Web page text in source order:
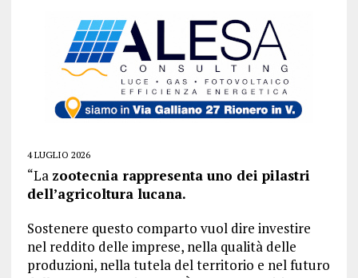
4 LUGLIO 2026
“La zootecnia rappresenta uno dei pilastri
dell’agricoltura lucana.
Sostenere questo comparto vuol dire investire
nel reddito delle imprese, nella qualità delle
produzioni, nella tutela del territorio e nel futuro